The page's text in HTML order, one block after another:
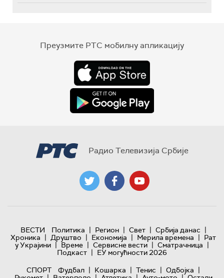
Преузмите РТС мобилну апликацију
Радио Телевизија Србије
ВЕСТИ Политика | Регион | Свет | Србија данас |
Хроника | Друштво | Економија | Мерила времена | Рат
у Украјини | Време | Сервисне вести | Сматрачница |
Подкаст | ЕУ могућности 2026
СПОРТ
Фудбал | Кошарка | Тенис | Одбојка |